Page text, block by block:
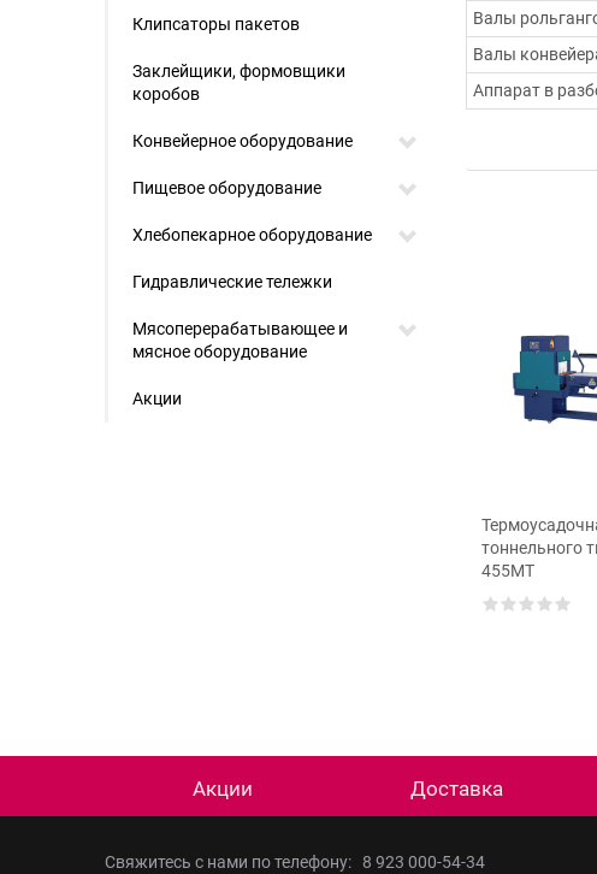
Валы
Валы
Аппарат в
тоннельного
455MT
Клипсаторы пакетов
Заклейщики, формовщики
коробов
Конвейерное оборудование
Пищевое оборудование
Хлебопекарное оборудование
Гидравлические тележки
Мясоперерабатывающее и
мясное оборудование
Акции
Акции Доставка
Свяжитесь с нами по телефону: 8 923 000-54-34